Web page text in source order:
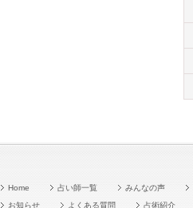
Home 占い師一覧 みんなの声
お知らせ
よくある質問 占術紹介